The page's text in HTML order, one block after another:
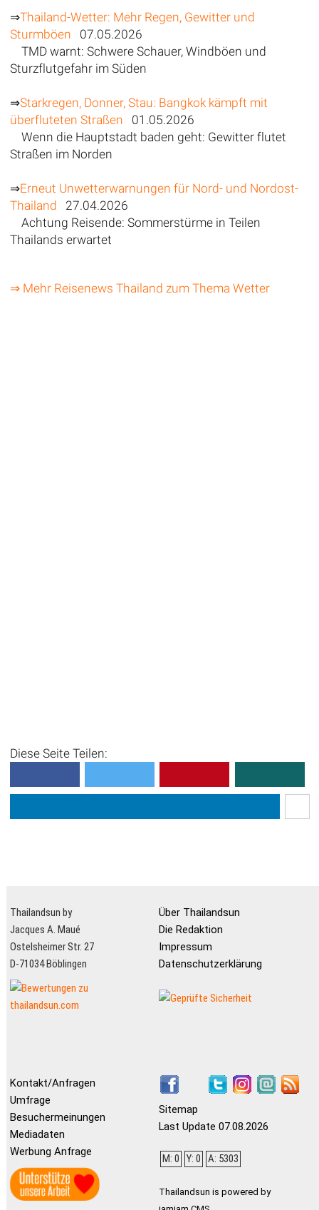
⇒Thailand-Wetter: Mehr Regen, Gewitter und
Sturmböen 07.05.2026
TMD warnt: Schwere Schauer, Windböen und
Sturzflutgefahr im Süden
⇒Starkregen, Donner, Stau: Bangkok kämpft mit
überfluteten Straßen 01.05.2026
Wenn die Hauptstadt baden geht: Gewitter flutet
Straßen im Norden
⇒Erneut Unwetterwarnungen für Nord- und Nordost-
Thailand 27.04.2026
Achtung Reisende: Sommerstürme in Teilen
Thailands erwartet
⇒ Mehr Reisenews Thailand zum Thema Wetter
Diese Seite Teilen:
Thailandsun by
Jacques A. Maué
Ostelsheimer Str. 27
D-71034 Böblingen
Über Thailandsun
Die Redaktion
Impressum
Datenschutzerklärung
Kontakt/Anfragen
Umfrage
Besuchermeinungen
Mediadaten
Werbung Anfrage
Sitemap
Last Update 07.08.2026
M: 0 Y: 0 A: 5303
Thailandsun is powered by